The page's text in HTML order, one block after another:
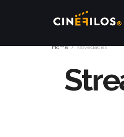
Home Novedades